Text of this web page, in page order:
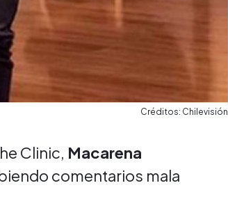
Créditos: Chilevisión
Clinic, Macarena
comentarios mala